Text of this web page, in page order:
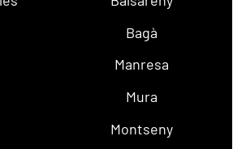
Bagà
Manresa
Mura
Montseny